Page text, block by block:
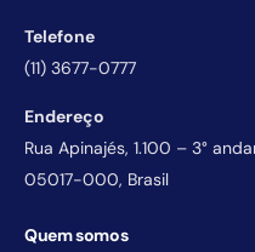
Telefone
(11) 3677-0777
Endereço
Rua Apinajés, 1.100 – 3°
05017-000, Brasil
Quem somos